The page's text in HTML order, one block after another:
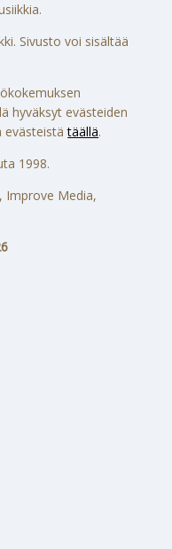
Sivusto voi sisältää
hyväksyt evästeiden
evästeistätäällä.
1998.
Improve Media,